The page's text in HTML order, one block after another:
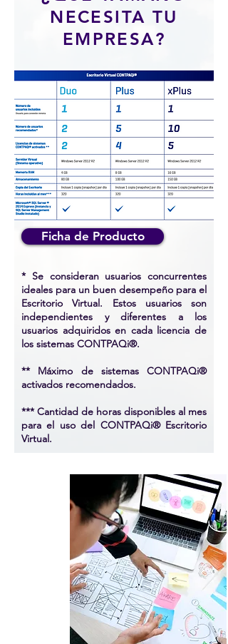
NECESITA TU
EMPRESA?
Ficha de Producto
* Se consideran usuarios concurrentes
ideales para un buen desempeño para el
Escritorio Virtual. Estos usuarios son
independientes y diferentes a los
usuarios adquiridos en cada licencia de
los sistemas CONTPAQi®.
** Máximo de sistemas CONTPAQi®
activados recomendados.
*** Cantidad de horas disponibles al mes
para el uso del CONTPAQi® Escritorio
Virtual.